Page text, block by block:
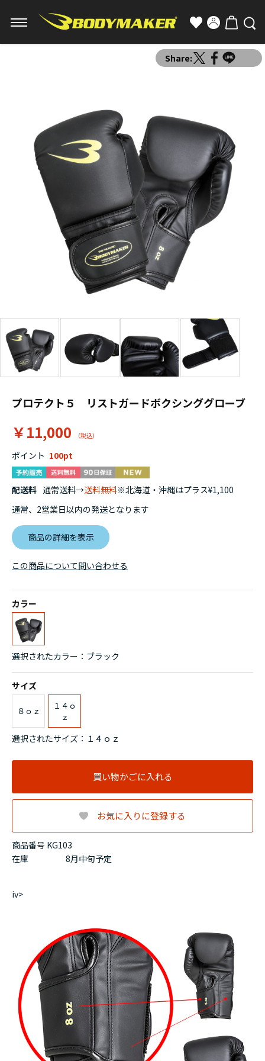
Share:
プロテクト５ リストガードボクシンググローブ
￥11,000
商品番号 KG103
ポイント 100
在庫 8月中旬予定
配送料 通常送料→送料無料※北海道・沖縄はプラス¥1,100
通常、2営業日以内の発送となります
商品の詳細を表示
カラー
選択されたカラー：ブラック
サイズ
８ｏｚ
１４ｏ
ｚ
選択されたサイズ：１４ｏｚ
買い物かごに入れる
お気に入りに登録する
この商品について問い合わせる
iv>